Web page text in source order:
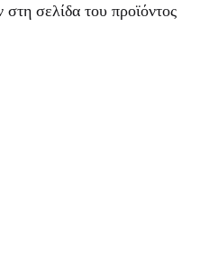
σελίδα του προϊόντος